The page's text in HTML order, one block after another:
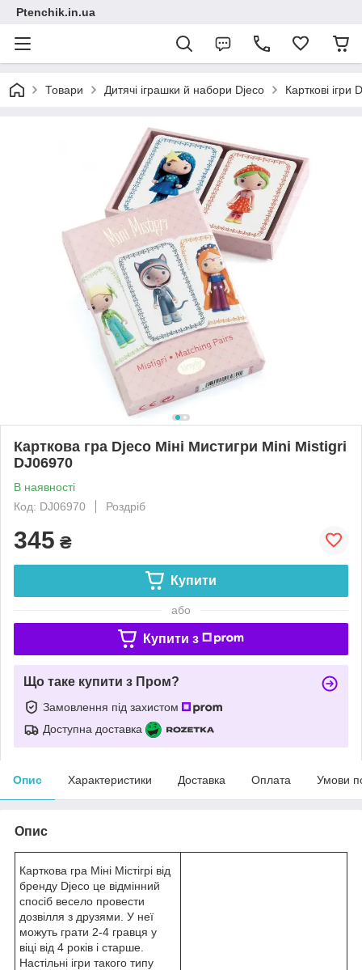
Ptenchik.in.ua
Товари Дитячі іграшки й набори Djeco Карткові ігри
Карткова гра Djeco Міні Мистигри Mini Mistigri
DJ06970
В наявності
Код: DJ06970
Роздріб
345 ₴
Купити
або
Купити з
Що таке купити з Пром?
Замовлення під захистом
Доступна доставка
Опис Характеристики Доставка Оплата Умови
Опис
Карткова гра Міні Містігрі від
бренду Djeco це відмінний
спосіб весело провести
дозвілля з друзями. У неї
можуть грати 2-4 гравця у
віці від 4 років і старше.
Настільні ігри такого типу